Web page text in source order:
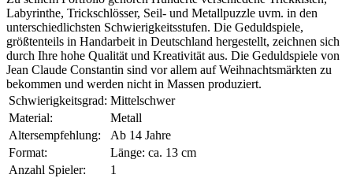
Labyrinthe, Trickschlösser, Seil- und Metallpuzzle uvm. in den
unterschiedlichsten Schwierigkeitsstufen. Die Geduldspiele,
größtenteils in Handarbeit in Deutschland hergestellt, zeichnen sich
durch Ihre hohe Qualität und Kreativität aus. Die Geduldspiele von
Jean Claude Constantin sind vor allem auf Weihnachtsmärkten zu
bekommen und werden nicht in Massen produziert.
Schwierigkeitsgrad: Mittelschwer
Material:
Metall
Altersempfehlung:
Ab 14 Jahre
Format:
Länge: ca. 13 cm
Anzahl Spieler:
1